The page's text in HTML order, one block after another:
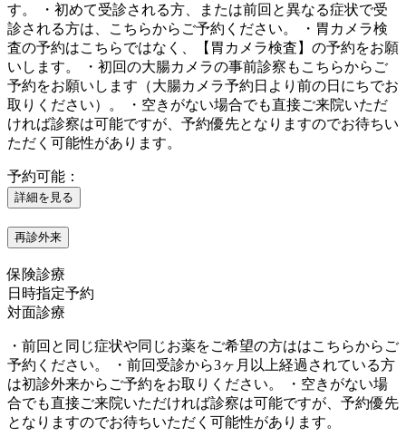
す。 ・初めて受診される方、または前回と異なる症状で受
診される方は、こちらからご予約ください。 ・胃カメラ検
査の予約はこちらではなく、【胃カメラ検査】の予約をお願
いします。 ・初回の大腸カメラの事前診察もこちらからご
予約をお願いします（大腸カメラ予約日より前の日にちでお
取りください）。 ・空きがない場合でも直接ご来院いただ
ければ診察は可能ですが、予約優先となりますのでお待ちい
ただく可能性があります。
予約可能：
詳細を見る
再診外来
保険診療
日時指定予約
対面診療
・前回と同じ症状や同じお薬をご希望の方ははこちらからご
予約ください。 ・前回受診から3ヶ月以上経過されている方
は初診外来からご予約をお取りください。 ・空きがない場
合でも直接ご来院いただければ診察は可能ですが、予約優先
となりますのでお待ちいただく可能性があります。